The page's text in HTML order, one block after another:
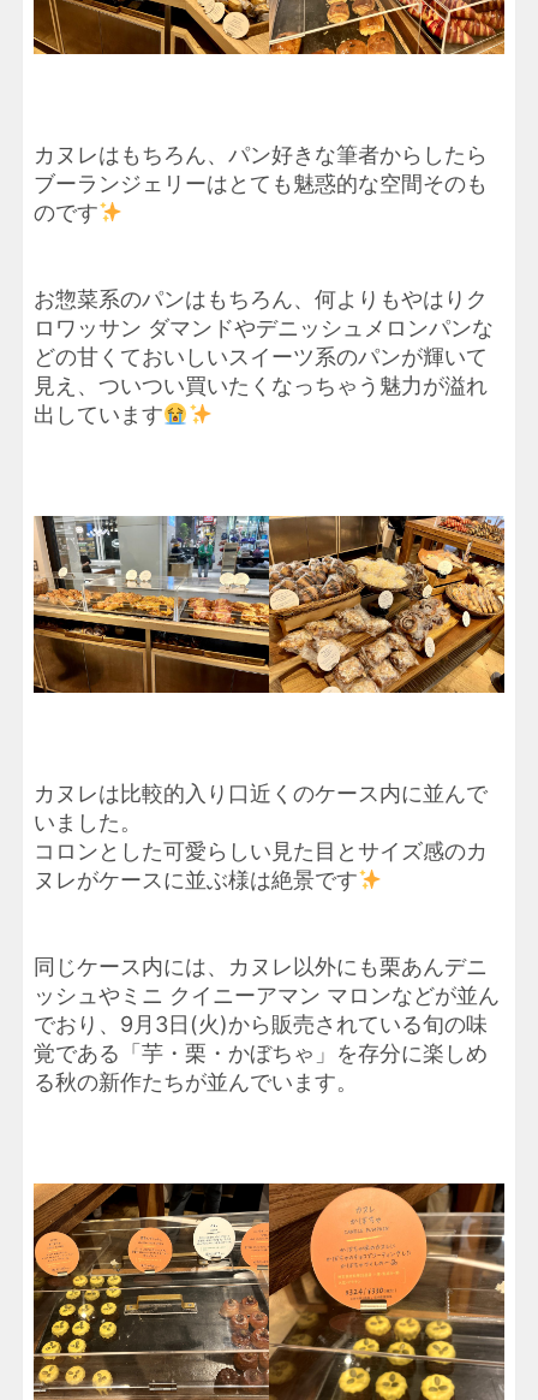
カヌレはもちろん、パン好きな筆者からしたら
ブーランジェリーはとても魅惑的な空間そのも
のです
お惣菜系のパンはもちろん、何よりもやはりク
ロワッサン ダマンドやデニッシュメロンパンな
どの甘くておいしいスイーツ系のパンが輝いて
見え、ついつい買いたくなっちゃう魅力が溢れ
出しています
カヌレは比較的入り口近くのケース内に並んで
いました。
コロンとした可愛らしい見た目とサイズ感のカ
ヌレがケースに並ぶ様は絶景です
同じケース内には、カヌレ以外にも栗あんデニ
ッシュやミニ クイニーアマン マロンなどが並ん
でおり、9月3日(火)から販売されている旬の味
覚である「芋・栗・かぼちゃ」を存分に楽しめ
る秋の新作たちが並んでいます。